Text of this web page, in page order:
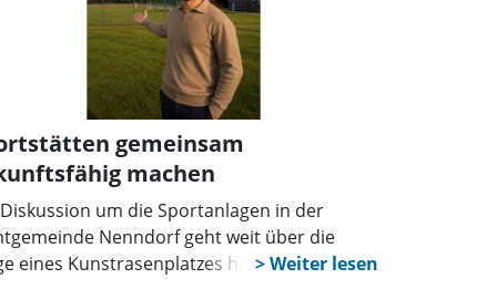
gemeinsam
machen
um die Sportanlagen in der
Nenndorf geht weit über die
eines Kunstrasenplatzes hinaus. In